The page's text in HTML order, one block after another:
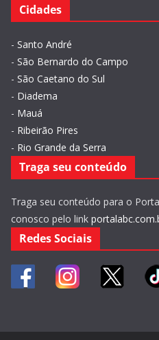
Cidades
- Santo André
- São Bernardo do Campo
- São Caetano do Sul
- Diadema
- Mauá
- Ribeirão Pires
- Rio Grande da Serra
Traga seu conteúdo
Traga seu conteúdo para o
conosco pelo link
Redes Sociais